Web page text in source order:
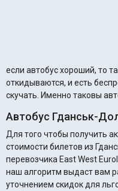
если автобус хороший, то
откидываются, и есть
скучать. Именно таковы
Автобус Гданськ-
Для того чтобы получить
стоимости билетов из
перевозчика East West
наш алгоритм выдаст вам
уточнением скидок для льготников. Вы сразу можете